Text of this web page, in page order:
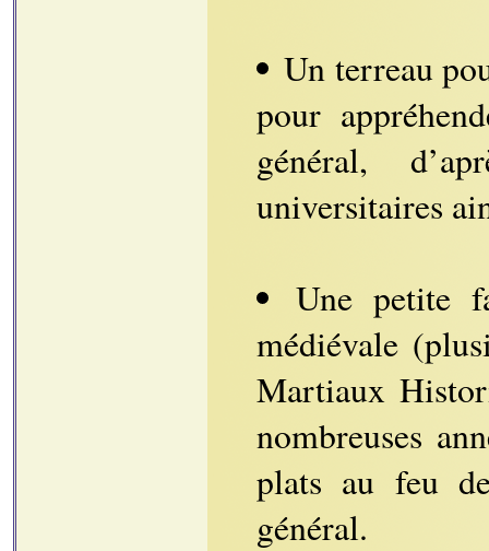
Un terreau
pour
général,
universitaires
Une petite
médiévale
Martiaux
nombreuses
plats au feu
général.